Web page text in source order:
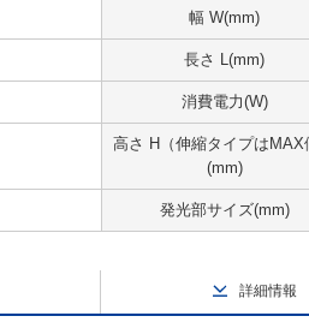
幅 W(mm)
長さ L(mm)
消費電力(W)
高さ H（伸縮タイプはMAX
(mm)
発光部サイズ(mm)
詳細情報